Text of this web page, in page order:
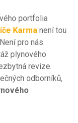
portfolia
Karma není tou
pro nás
plynového
revize.
odborníků,